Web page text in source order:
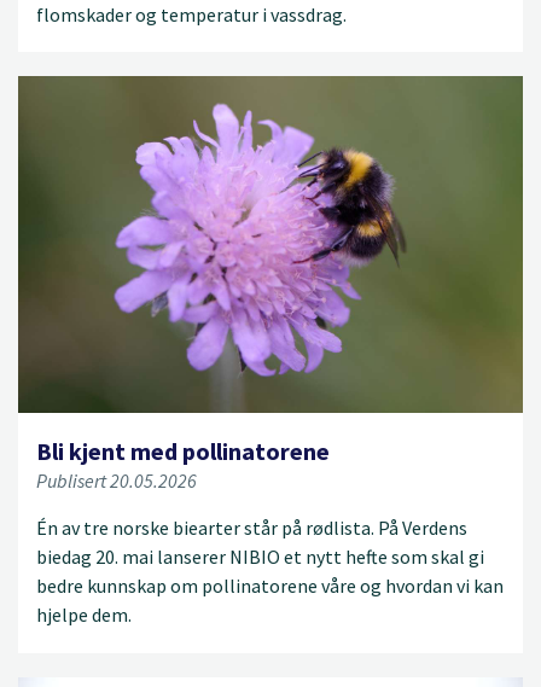
flomskader og temperatur i vassdrag.
Bli kjent med pollinatorene
Publisert 20.05.2026
Én av tre norske biearter står på rødlista. På Verdens
biedag 20. mai lanserer NIBIO et nytt hefte som skal gi
bedre kunnskap om pollinatorene våre og hvordan vi kan
hjelpe dem.